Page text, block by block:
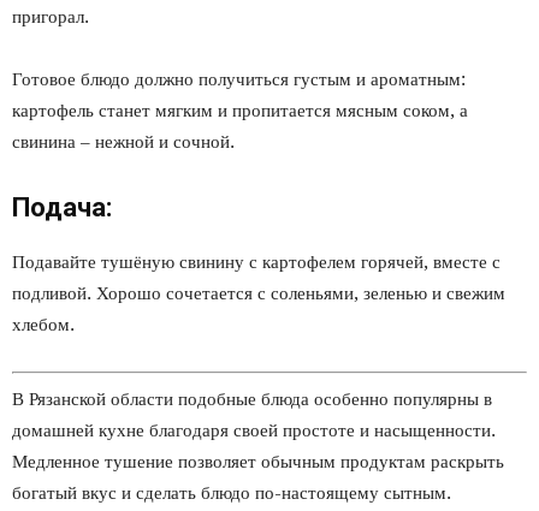
пригорал.
Готовое блюдо должно получиться густым и ароматным:
картофель станет мягким и пропитается мясным соком, а
свинина – нежной и сочной.
Подача:
Подавайте тушёную свинину с картофелем горячей, вместе с
подливой. Хорошо сочетается с соленьями, зеленью и свежим
хлебом.
В Рязанской области подобные блюда особенно популярны в
домашней кухне благодаря своей простоте и насыщенности.
Медленное тушение позволяет обычным продуктам раскрыть
богатый вкус и сделать блюдо по-настоящему сытным.